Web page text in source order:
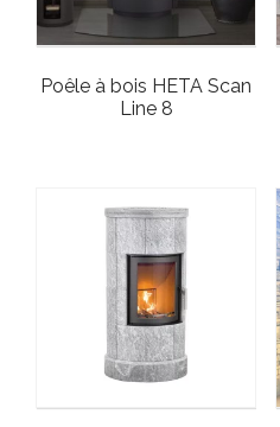
Poêle à bois HETA Scan
Line 8